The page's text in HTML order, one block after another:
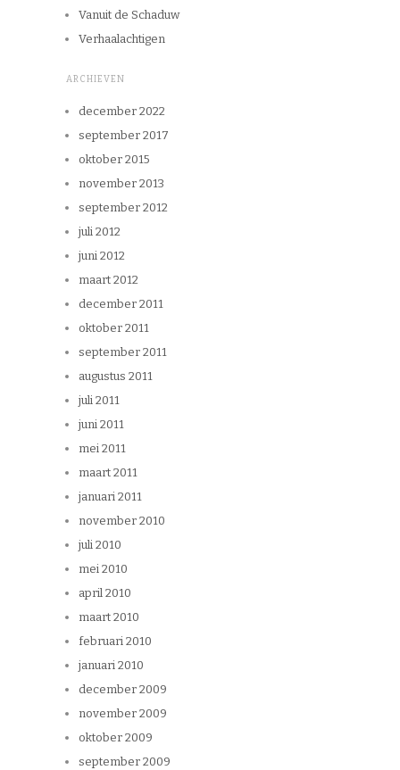
Vanuit de Schaduw
Verhaalachtigen
ARCHIEVEN
december 2022
september 2017
oktober 2015
november 2013
september 2012
juli 2012
juni 2012
maart 2012
december 2011
oktober 2011
september 2011
augustus 2011
juli 2011
juni 2011
mei 2011
maart 2011
januari 2011
november 2010
juli 2010
mei 2010
april 2010
maart 2010
februari 2010
januari 2010
december 2009
november 2009
oktober 2009
september 2009